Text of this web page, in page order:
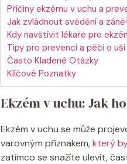
Příčiny‌ ekzému v uchu a
Jak zvládnout svědění a⁤
Kdy navštívit lékaře pro
Tipy pro ⁢prevenci a péči o uši
Často Kladené Otázky
Klíčové Poznatky
Ekzém v uchu: Jak
Ekzém ‌v uchu se může
varovným příznakem,který
zatímco ‌se​ snažíte ulevit,